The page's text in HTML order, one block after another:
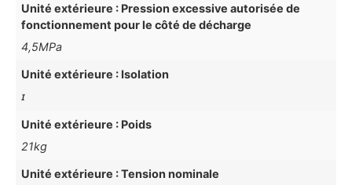
Unité extérieure : Pression excessive autorisée de
fonctionnement pour le côté de décharge
4,5MPa
Unité extérieure : Isolation
ɪ
Unité extérieure : Poids
21kg
Unité extérieure : Tension nominale